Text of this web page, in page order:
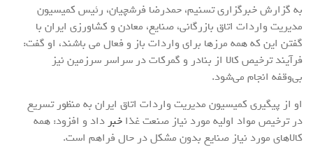
به گزارش خبرگزاری تسنیم، حمدرضا فرشچیان، رئیس کمیسیون
مدیریت واردات اتاق بازرگانی، صنایع، معادن و کشاورزی ایران با
گفتن این که همه مرزها برای واردات باز و فعال می باشند، او گفت:
فرآیند ترخیص کالا از بنادر و گمرکات در سراسر سرزمین نیز
بی‌وقفه انجام می‌شود.
او از پیگیری کمیسیون مدیریت واردات اتاق ایران به منظور تسریع
در ترخیص مواد اولیه مورد نیاز صنعت غذا خبر داد و افزود: همه
کالاهای مورد نیاز صنایع بدون مشکل در حال فراهم است.